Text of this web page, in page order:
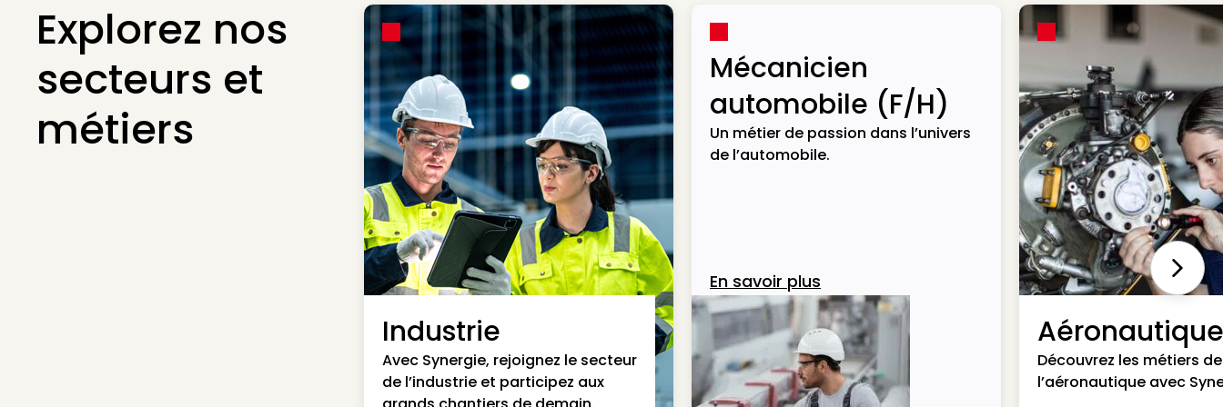
Explorez nos
secteurs et
métiers
Industrie
Avec Synergie, rejoignez le secteur
de l’industrie et participez aux
Mécanicien
automobile (F/H)
Un métier de passion dans l’univers
de l’automobile.
En savoir plus
Aéronautique
Découvrez les métiers de
l’aéronautique avec
Next